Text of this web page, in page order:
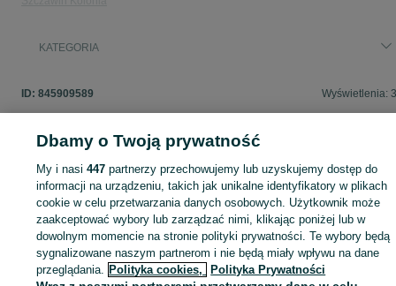
KATEGORIA
ID: 845909589 Wyświetlenia:
Zaloguj się lub załóż konto na OLX, aby skontaktować się z
sprzedającym
Zaloguj się / Załóż konto
Dbamy o Twoją prywatność
My i nasi447 partnerzy przechowujemy lub uzyskujemy dostęp do
informacji na urządzeniu, takich jak unikalne identyfikatory w plikach
cookie w celu przetwarzania danych osobowych. Użytkownik może
zaakceptować wybory lub zarządzać nimi, klikając poniżej lub w
dowolnym momencie na stronie polityki prywatności. Te wybory będą
sygnalizowane naszym partnerom i nie będą miały wpływu na dane
przeglądania. Polityka cookies, Polityka Prywatności